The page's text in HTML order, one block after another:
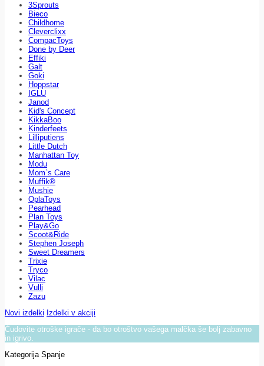
3Sprouts
Bieco
Childhome
Cleverclixx
CompacToys
Done by Deer
Effiki
Galt
Goki
Hoppstar
IGLU
Janod
Kid's Concept
KikkaBoo
Kinderfeets
Lilliputiens
Little Dutch
Manhattan Toy
Modu
Mom`s Care
Muffik®
Mushie
OplaToys
Pearhead
Plan Toys
Play&Go
Scoot&Ride
Stephen Joseph
Sweet Dreamers
Trixie
Tryco
Vilac
Vulli
Zazu
Novi izdelki Izdelki v akciji
Čudovite otroške igrače - da bo otroštvo vašega malčka še bolj zabavno
in igrivo.
Kategorija Spanje